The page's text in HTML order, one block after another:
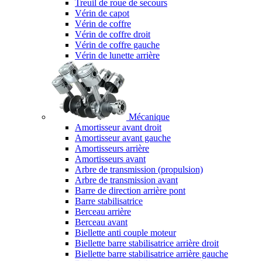
Treuil de roue de secours
Vérin de capot
Vérin de coffre
Vérin de coffre droit
Vérin de coffre gauche
Vérin de lunette arrière
Mécanique
Amortisseur avant droit
Amortisseur avant gauche
Amortisseurs arrière
Amortisseurs avant
Arbre de transmission (propulsion)
Arbre de transmission avant
Barre de direction arrière pont
Barre stabilisatrice
Berceau arrière
Berceau avant
Biellette anti couple moteur
Biellette barre stabilisatrice arrière droit
Biellette barre stabilisatrice arrière gauche